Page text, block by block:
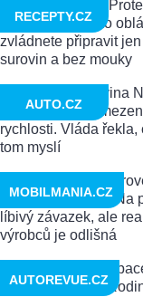
RECEPTY.CZ
AUTO.CZ
MOBILMANIA.CZ
AUTOREVUE.CZ